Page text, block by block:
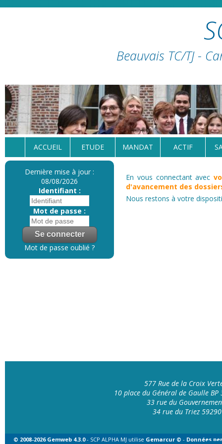
Beauvais TC/TJ -
ACCUEIL ETUDE MANDAT ACTIF
Dernière mise à jour :
08/08/2026
Identifiant :
Mot de passe :
Mot de passe oublié ?
En vous connectant avec
d'avancement des
Nous restons à votre
577 Rue de la Croix
10 place du Général de Gaulle BP
33 rue du
34 rue du Triez 59290
© 2008-2026 Gemweb 4.3.0- SCP ALPHA MJ utilise Gemarcur © - Données